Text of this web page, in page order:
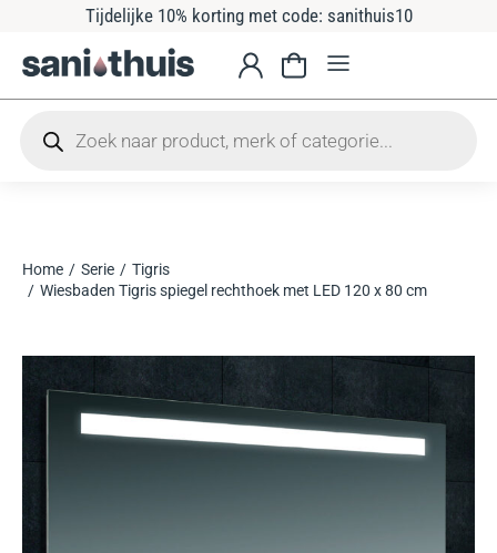
Tijdelijke 10% korting met code: sanithuis10
Je bent hier:
Home Serie
Tigris
Wiesbaden Tigris spiegel rechthoek met LED 120 x 80 cm